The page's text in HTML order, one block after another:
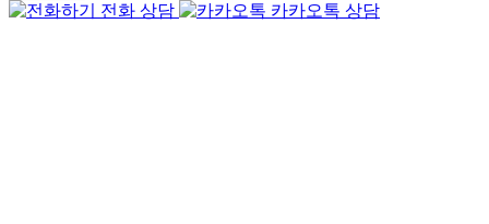
전화 상담
카카오톡 상담